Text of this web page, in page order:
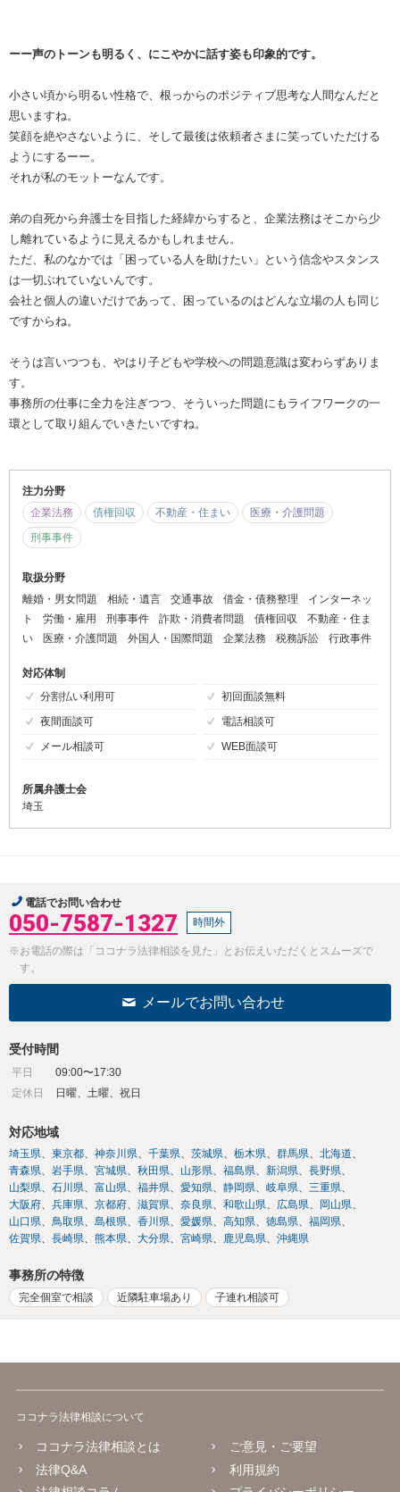
ーー声のトーンも明るく、にこやかに話す姿も印象的です。
小さい頃から明るい性格で、根っからのポジティブ思考な人間なんだと
思いますね。
笑顔を絶やさないように、そして最後は依頼者さまに笑っていただける
ようにするーー。
それが私のモットーなんです。
弟の自死から弁護士を目指した経緯からすると、企業法務はそこから少
し離れているように見えるかもしれません。
ただ、私のなかでは「困っている人を助けたい」という信念やスタンス
は一切ぶれていないんです。
会社と個人の違いだけであって、困っているのはどんな立場の人も同じ
ですからね。
そうは言いつつも、やはり子どもや学校への問題意識は変わらずありま
す。
事務所の仕事に全力を注ぎつつ、そういった問題にもライフワークの一
環として取り組んでいきたいですね。
注力分野
企業法務
債権回収 不動産・住まい
医療・介護問題
刑事事件
取扱分野
離婚・男女問題
相続・遺言 交通事故 借金・債務整理
インターネッ
ト
労働・雇用 刑事事件 詐欺・消費者問題 債権回収
不動産・住ま
い
医療・介護問題 外国人・国際問題 企業法務 税務訴訟 行政事件
対応体制
分割払い利用可
初回面談無料
夜間面談可
電話相談可
メール相談可
WEB面談可
所属弁護士会
埼玉
電話でお問い合わせ
050-7587-1327 時間外
※お電話の際は「ココナラ法律相談を見た」とお伝えいただくとスムーズで
す。
メールでお問い合わせ
受付時間
平日
09:00〜17:30
定休日
日曜、土曜、祝日
対応地域
埼玉県 東京都 神奈川県 千葉県 茨城県 栃木県 群馬県
北海道
青森県
岩手県 宮城県 秋田県 山形県 福島県 新潟県
長野県
山梨県
石川県 富山県 福井県 愛知県 静岡県 岐阜県
三重県
大阪府
兵庫県 京都府 滋賀県 奈良県 和歌山県 広島県
岡山県
山口県
鳥取県 島根県 香川県 愛媛県 高知県 徳島県
福岡県
佐賀県
長崎県 熊本県 大分県 宮崎県 鹿児島県 沖縄県
事務所の特徴
完全個室で相談 近隣駐車場あり 子連れ相談可
ココナラ法律相談について
ココナラ法律相談とは
法律Q&A
ご意見・ご要望
利用規約